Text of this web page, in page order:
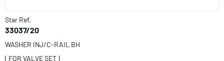
Star Ref.
33037/20
WASHER INJ/C-RAIL BH
( FOR VALVE SET )